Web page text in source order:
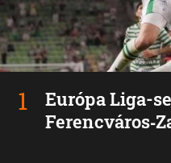
Európa Liga-